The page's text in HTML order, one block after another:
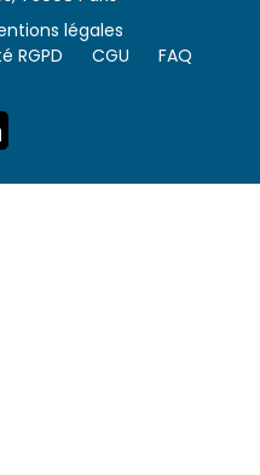
légales
RGPD
CGU FAQ